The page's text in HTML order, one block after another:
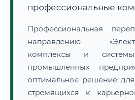
профессиональные
Профессиональная
направлению
комплексы и
промышленных
оптимальное решение для
стремящихся к